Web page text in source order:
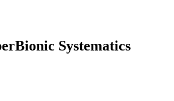
Systematics